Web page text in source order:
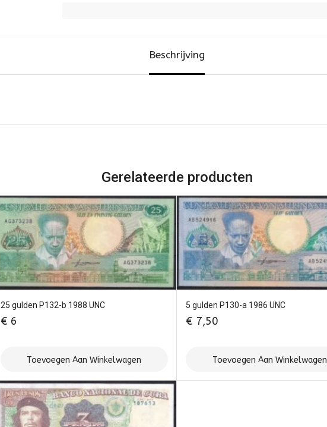
Beschrijving
Gerelateerde producten
25 gulden P132-b 1988 UNC
€ 6
Toevoegen Aan Winkelwagen
5 gulden P130-a 1986 UNC
€ 7,50
Toevoegen Aan Winkelwagen